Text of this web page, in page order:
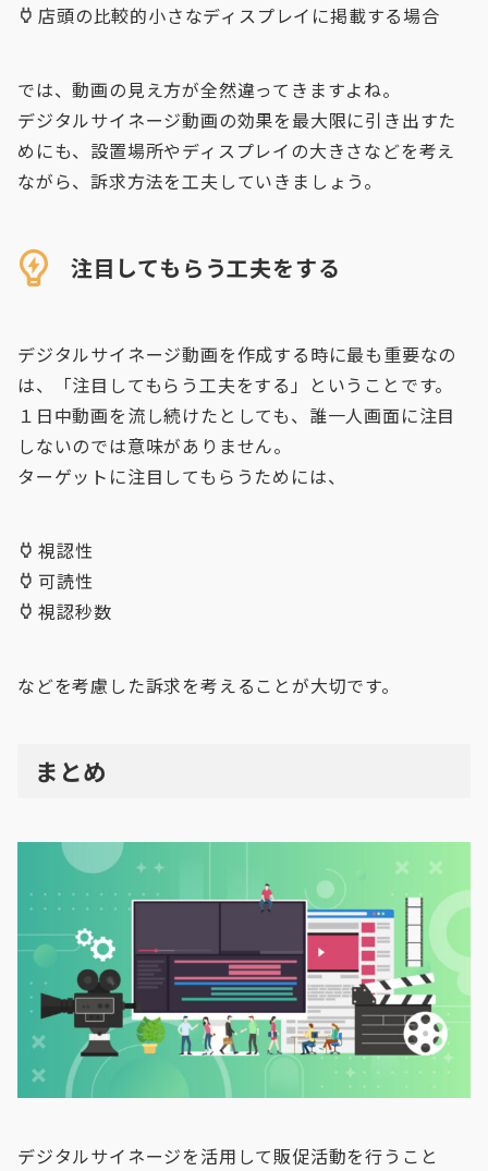
店頭の比較的小さなディスプレイに掲載する場合
では、動画の見え方が全然違ってきますよね。
デジタルサイネージ動画の効果を最大限に引き出すた
めにも、設置場所やディスプレイの大きさなどを考え
ながら、訴求方法を工夫していきましょう。
注目してもらう工夫をする
デジタルサイネージ動画を作成する時に最も重要なの
は、「注目してもらう工夫をする」ということです。
１日中動画を流し続けたとしても、誰一人画面に注目
しないのでは意味がありません。
ターゲットに注目してもらうためには、
視認性
可読性
視認秒数
などを考慮した訴求を考えることが大切です。
まとめ
デジタルサイネージを活用して販促活動を行うこと